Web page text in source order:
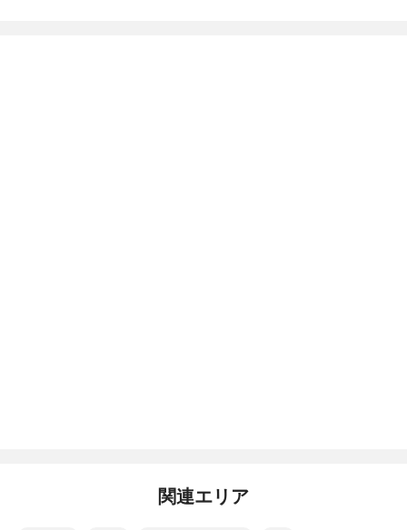
関連エリア